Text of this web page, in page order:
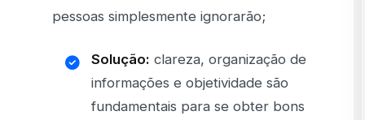
pessoas simplesmente ignorarão;
Solução: clareza, organização de
informações e objetividade são
fundamentais para se obter bons